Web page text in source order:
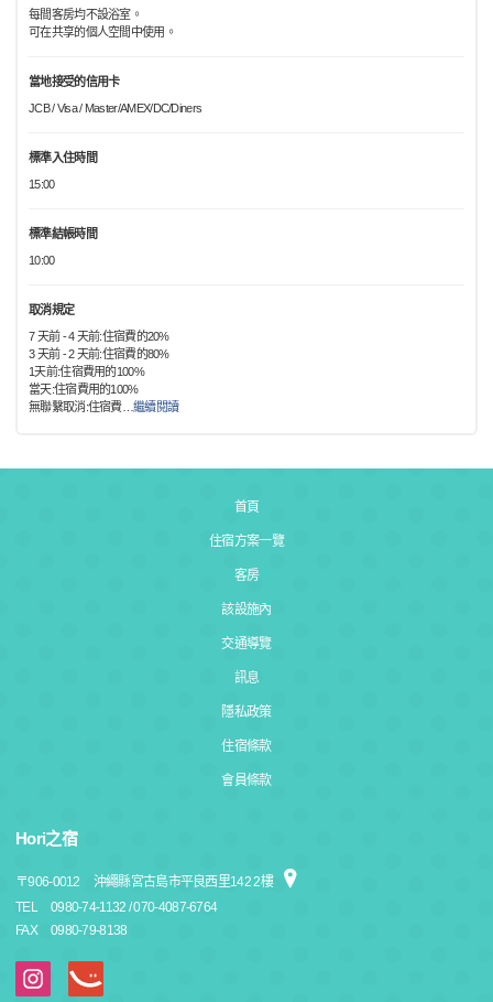
每間客房均不設浴室。
可在共享的個人空間中使用。
當地接受的信用卡
JCB / Visa / Master/AMEX/DC/Diners
標準入住時間
15:00
標準結帳時間
10:00
取消規定
7 天前 - 4 天前:住宿費的20%
3 天前 - 2 天前:住宿費的80%
1天前:住宿費用的100%
當天:住宿費用的100%
無聯繫取消:住宿費…繼續閱讀
首頁
住宿方案一覽
客房
該設施內
交通導覽
訊息
隱私政策
住宿條款
會員條款
Hori之宿
〒906-0012
沖繩縣宮古島市平良西里142 2樓
TEL
0980-74-1132 / 070-4087-6764
FAX
0980-79-8138